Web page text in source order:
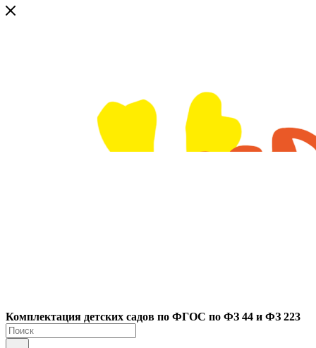
Комплектация детских садов по ФГОC по ФЗ 44 и ФЗ 223